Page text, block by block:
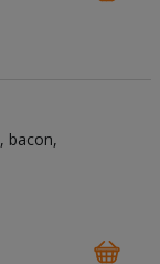
bacon